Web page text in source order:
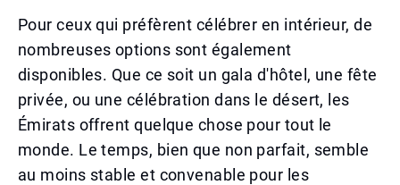
Pour ceux qui préfèrent célébrer en intérieur, de
nombreuses options sont également
disponibles. Que ce soit un gala d'hôtel, une fête
privée, ou une célébration dans le désert, les
Émirats offrent quelque chose pour tout le
monde. Le temps, bien que non parfait, semble
au moins stable et convenable pour les